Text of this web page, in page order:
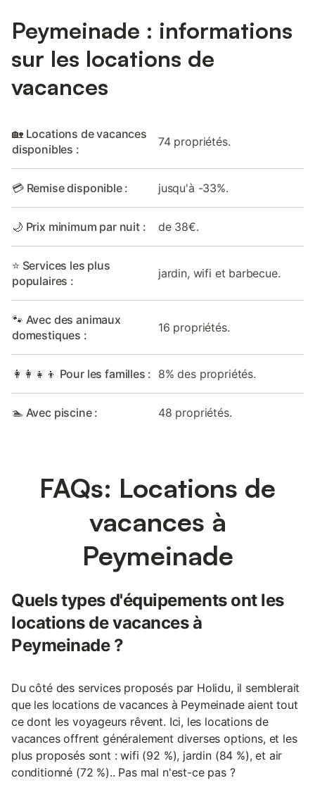
Peymeinade : informations
sur les locations de
vacances
🏡 Locations de vacances
disponibles :
74 propriétés.
💳 Remise disponible : jusqu'à -33%.
🌙 Prix minimum par nuit : de 38€.
⭐ Services les plus
populaires :
jardin, wifi et barbecue.
🐾 Avec des animaux
domestiques :
16 propriétés.
👩‍👩‍👧‍👦 Pour les familles : 8% des propriétés.
🏊 Avec piscine : 48 propriétés.
FAQs: Locations de
vacances à
Peymeinade
Quels types d'équipements ont les
locations de vacances à
Peymeinade ?
Du côté des services proposés par Holidu, il semblerait
que les locations de vacances à Peymeinade aient tout
ce dont les voyageurs rêvent. Ici, les locations de
vacances offrent généralement diverses options, et les
plus proposés sont : wifi (92 %), jardin (84 %), et air
conditionné (72 %).. Pas mal n'est-ce pas ?